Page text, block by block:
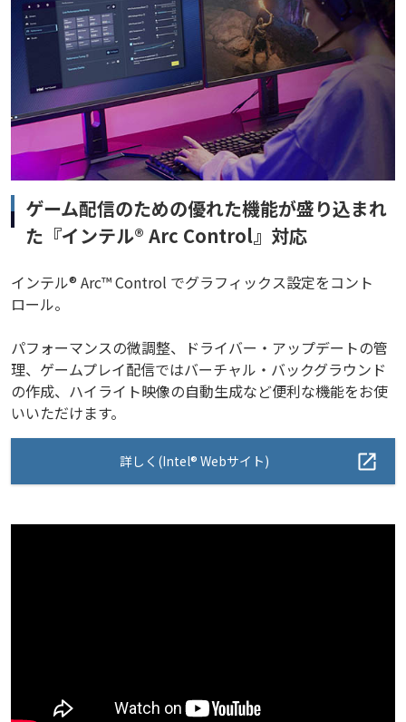
ゲーム配信のための優れた機能が盛り込まれ
た『インテル® Arc Control』対応
インテル® Arc™ Control でグラフィックス設定をコント
ロール。
パフォーマンスの微調整、ドライバー・アップデートの管
理、ゲームプレイ配信ではバーチャル・バックグラウンド
の作成、ハイライト映像の自動生成など便利な機能をお使
いいただけます。
詳しく(Intel® Webサイト)